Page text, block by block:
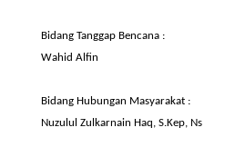
Bidang Tanggap Bencana :
Wahid Alfin
Bidang Hubungan Masyarakat :
Nuzulul Zulkarnain Haq, S.Kep, Ns